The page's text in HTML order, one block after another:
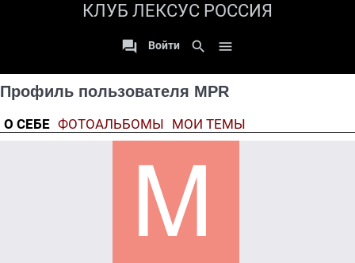
КЛУБ ЛЕКСУС РОССИЯ
 Войти search 
Профиль пользователя MPR
О СЕБЕ ФОТОАЛЬБОМЫ МОИ ТЕМЫ